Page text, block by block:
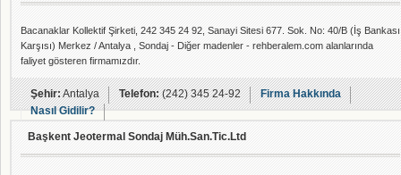
Bacanaklar Kollektif Şirketi, 242 345 24 92, Sanayi Sitesi 677. Sok. No: 40/B (İş Bankası
Karşısı) Merkez / Antalya , Sondaj - Diğer madenler - rehberalem.com alanlarında
faliyet gösteren firmamızdır.
Şehir:Antalya Telefon:(242) 345 24-92
Firma Hakkında
Nasıl Gidilir?
Başkent Jeotermal Sondaj Müh.San.Tic.Ltd